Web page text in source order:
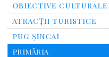
OBIECTIVE CULTURALE
ATRACȚII TURISTICE
PUG ȘINCAI
PRIMĂRIA